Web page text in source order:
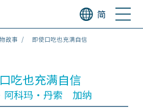
简
故事 即使口吃也充满自信
吃也充满自信
阿科玛・丹索 加纳